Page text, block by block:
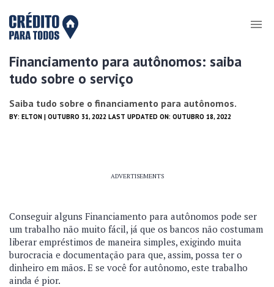
Financiamento para autônomos: saiba
tudo sobre o serviço
Saiba tudo sobre o financiamento para autônomos.
BY: ELTON | OUTUBRO 31, 2022 LAST UPDATED ON: OUTUBRO 18, 2022
ADVERTISEMENTS
Conseguir alguns Financiamento para autônomos pode ser
um trabalho não muito fácil, já que os bancos não costumam
liberar empréstimos de maneira simples, exigindo muita
burocracia e documentação para que, assim, possa ter o
dinheiro em mãos. E se você for autônomo, este trabalho
ainda é pior.